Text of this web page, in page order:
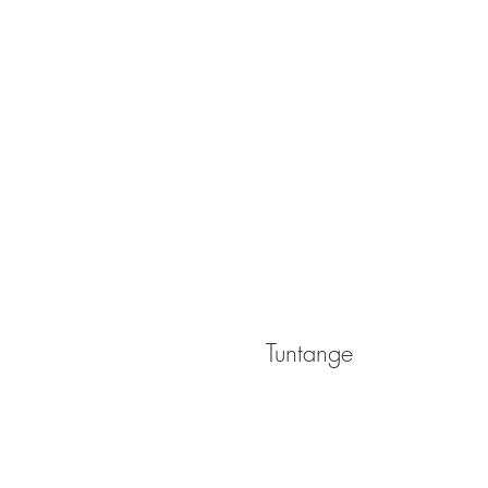
Tuntange